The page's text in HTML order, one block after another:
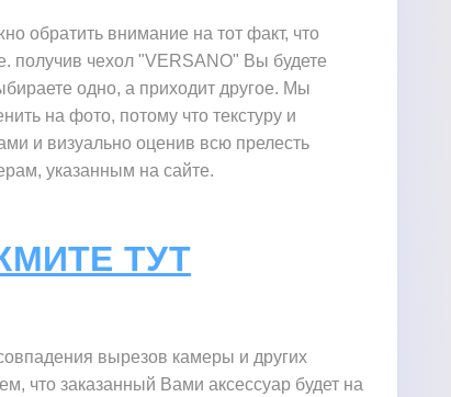
обратить внимание на тот факт, что
получив чехол "VERSANO" Вы будете
одно, а приходит другое. Мы
на фото, потому что текстуру и
и визуально оценив всю прелесть
указанным на сайте.
ТУТ
вырезов камеры и других
что заказанный Вами аксессуар будет на